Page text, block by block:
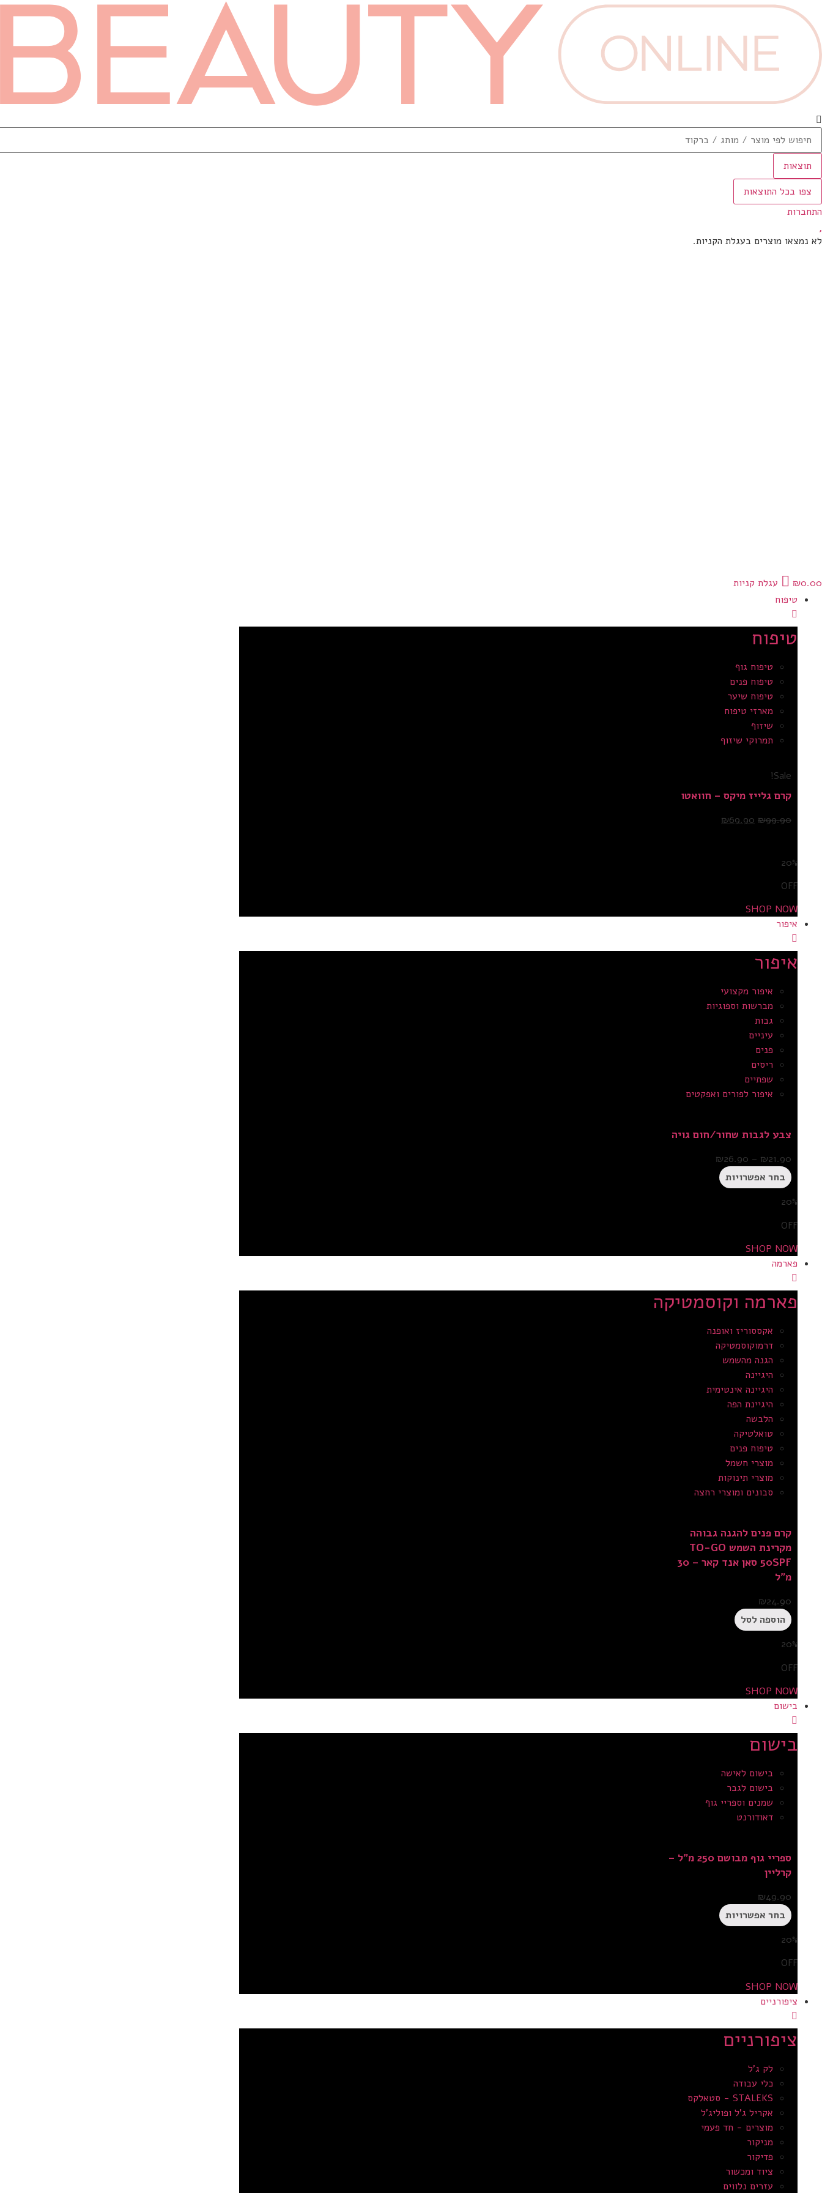
תוצאות
צפו בכל התוצאות
התחברות
לא נמצאו מוצרים בעגלת הקניות.
₪0.00
עגלת קניות
טיפוח
טיפוח
טיפוח גוף
טיפוח פנים
טיפוח שיער
מארזי טיפוח
שיזוף
תמרוקי שיזוף
Sale!
קרם גלייז מיקס – חוואטו
₪99.90
₪69.90
20%
OFF
SHOP NOW
איפור
איפור
איפור מקצועי
מברשות וספוגיות
גבות
עיניים
פנים
ריסים
שפתיים
איפור לפורים ואפקטים
צבע לגבות שחור/חום גויה
₪21.90
–
₪26.90
בחר אפשרויות
20%
OFF
SHOP NOW
פארמה
פארמה וקוסמטיקה
אקססוריז ואופנה
דרמוקוסמטיקה
הגנה מהשמש
היגיינה
היגיינה אינטימית
היגיינת הפה
הלבשה
טואלטיקה
טיפוח פנים
מוצרי חשמל
מוצרי תינוקות
סבונים ומוצרי רחצה
קרם פנים להגנה גבוהה
מקרינת השמש TO-GO
50SPF סאן אנד קאר – 30
מ”ל
₪24.90
הוספה לסל
20%
OFF
SHOP NOW
בישום
בישום
בישום לאישה
בישום לגבר
שמנים וספריי גוף
דאודורנט
ספריי גוף מבושם 250 מ”ל –
קרליין
₪49.90
בחר אפשרויות
20%
OFF
SHOP NOW
ציפורניים
ציפורניים
לק ג'ל
כלי עבודה
STALEKS - סטאלקס
אקריל ג’ל ופוליג’ל
מוצרים - חד פעמי
מניקור
פדיקור
ציוד ומכשור
עזרים נלווים